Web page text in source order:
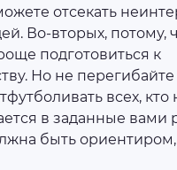
отсекать
Во-вторых, потому,
подготовиться к
Но не
всех, кто
в заданные вами
быть ориентиром,